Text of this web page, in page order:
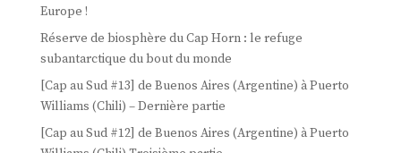
Europe !
Réserve de biosphère du Cap Horn : le refuge
subantarctique du bout du monde
[Cap au Sud #13] de Buenos Aires (Argentine) à Puerto
Williams (Chili) – Dernière partie
[Cap au Sud #12] de Buenos Aires (Argentine) à Puerto